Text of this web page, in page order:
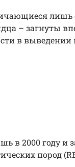
– загнуты
в выведении
в 2000 году и
пород